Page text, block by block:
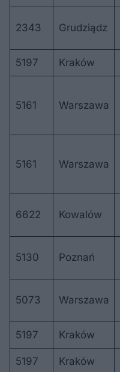
2343 Grudziądz
5197 Kraków
5161 Warszawa
5161 Warszawa
6622 Kowalów
5130 Poznań
5073 Warszawa
5197 Kraków
5197 Kraków